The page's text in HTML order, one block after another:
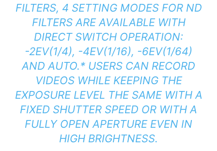
FILTERS, 4 SETTING MODES FOR ND
FILTERS ARE AVAILABLE WITH
DIRECT SWITCH OPERATION:
-2EV(1/4), -4EV(1/16), -6EV(1/64)
AND AUTO.* USERS CAN RECORD
VIDEOS WHILE KEEPING THE
EXPOSURE LEVEL THE SAME WITH A
FIXED SHUTTER SPEED OR WITH A
FULLY OPEN APERTURE EVEN IN
HIGH BRIGHTNESS.